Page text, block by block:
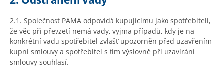
2.1. Společnost PAMA odpovídá kupujícímu jako spotřebiteli,
že věc při převzetí nemá vady, vyjma případů, kdy je na
konkrétní vadu spotřebitel zvlášť upozorněn před uzavřením
kupní smlouvy a spotřebitel s tím výslovně při uzavírání
smlouvy souhlasí.